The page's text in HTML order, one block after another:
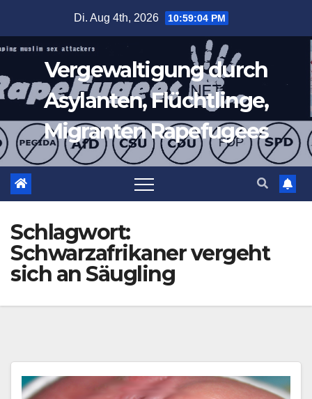
springen
Di. Aug 4th, 2026 10:59:05 PM
Vergewaltigung durch
Asylanten, Flüchtlinge,
Migranten Rapefugees
Schlagwort:
Schwarzafrikaner vergeht
sich an Säugling